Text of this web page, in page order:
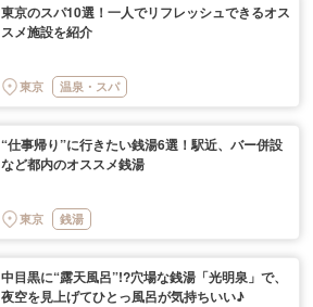
東京のスパ10選！一人でリフレッシュできるオス
スメ施設を紹介
東京 温泉・スパ
“仕事帰り”に行きたい銭湯6選！駅近、バー併設
など都内のオススメ銭湯
東京 銭湯
中目黒に“露天風呂”!?穴場な銭湯「光明泉」で、
夜空を見上げてひとっ風呂が気持ちいい♪